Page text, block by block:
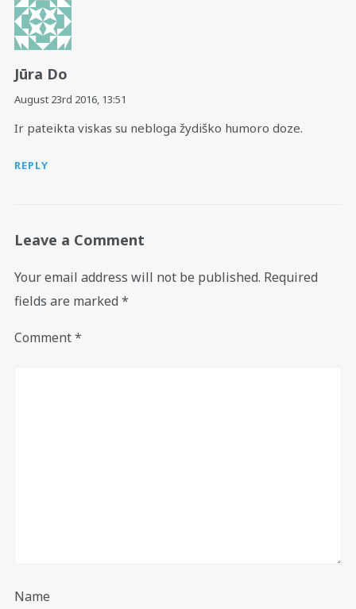
Jūra Do
August 23rd 2016, 13:51
Ir pateikta viskas su nebloga žydiško humoro doze.
REPLY
Leave a Comment
Your email address will not be published. Required
fields are marked *
Comment*
Name